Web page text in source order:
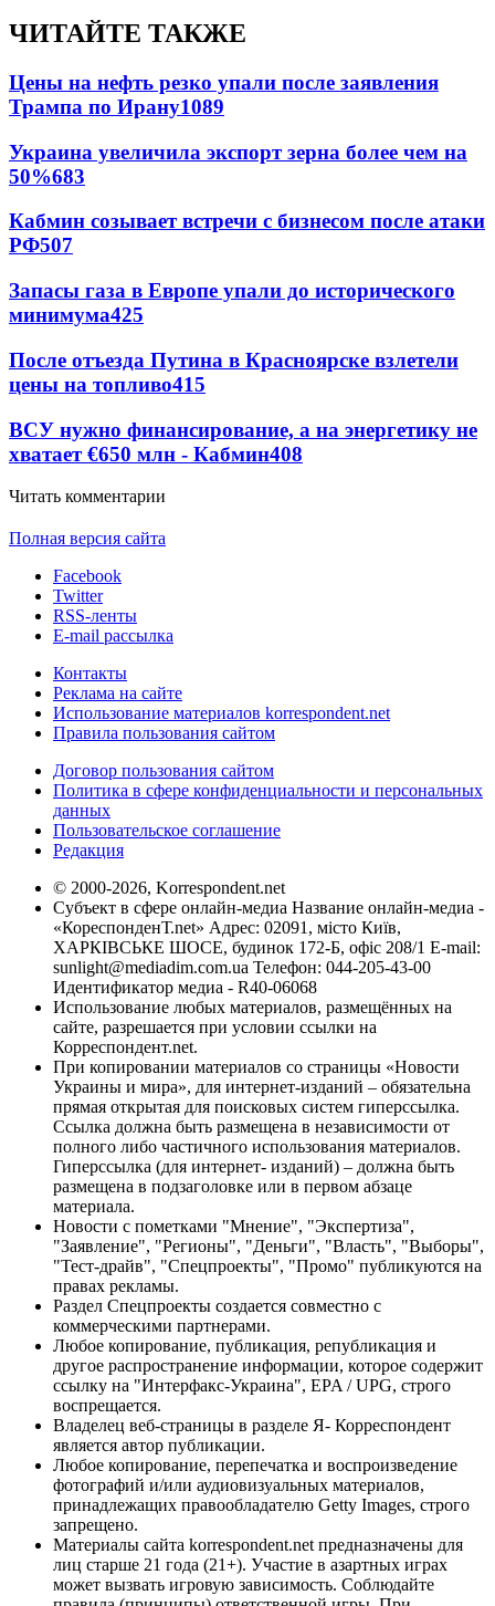
ЧИТАЙТЕ ТАКЖЕ
Цены на нефть резко упали после заявления
Трампа по Ирану1089
Украина увеличила экспорт зерна более чем на
50%683
Кабмин созывает встречи с бизнесом после атаки
РФ507
Запасы газа в Европе упали до исторического
минимума425
После отъезда Путина в Красноярске взлетели
цены на топливо415
ВСУ нужно финансирование, а на энергетику не
хватает €650 млн - Кабмин408
Читать комментарии
Полная версия сайта
Facebook
Twitter
RSS-ленты
E-mail рассылка
Контакты
Реклама на сайте
Использование материалов korrespondent.net
Правила пользования сайтом
Договор пользования сайтом
Политика в сфере конфиденциальности и персональных
данных
Пользовательское соглашение
Редакция
© 2000-2026, Korrespondent.net
Субъект в сфере онлайн-медиа Название онлайн-медиа -
«КореспонденТ.net» Адрес: 02091, місто Київ,
ХАРКІВСЬКЕ ШОСЕ, будинок 172-Б, офіс 208/1 E-mail:
sunlight@mediadim.com.ua Телефон: 044-205-43-00
Идентификатор медиа - R40-06068
Использование любых материалов, размещённых на
сайте, разрешается при условии ссылки на
Корреспондент.net.
При копировании материалов со страницы «Новости
Украины и мира», для интернет-изданий – обязательна
прямая открытая для поисковых систем гиперссылка.
Ссылка должна быть размещена в независимости от
полного либо частичного использования материалов.
Гиперссылка (для интернет- изданий) – должна быть
размещена в подзаголовке или в первом абзаце
материала.
Новости с пометками "Мнение", "Экспертиза",
"Заявление", "Регионы", "Деньги", "Власть", "Выборы",
"Тест-драйв", "Спецпроекты", "Промо" публикуются на
правах рекламы.
Раздел Спецпроекты создается совместно с
коммерческими партнерами.
Любое копирование, публикация, републикация и
другое распространение информации, которое содержит
ссылку на "Интерфакс-Украина", EPA / UPG, строго
воспрещается.
Владелец веб-страницы в разделе Я- Корреспондент
является автор публикации.
Любое копирование, перепечатка и воспроизведение
фотографий и/или аудиовизуальных материалов,
принадлежащих правообладателю Getty Images, строго
запрещено.
Материалы сайта korrespondent.net предназначены для
лиц старше 21 года (21+). Участие в азартных играх
может вызвать игровую зависимость. Соблюдайте